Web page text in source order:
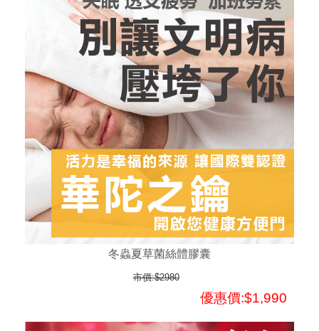
冬蟲夏草菌絲體膠囊
市價:$2980
優惠價:$1,990